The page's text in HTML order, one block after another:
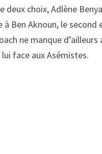
deux choix, Adlène
Ben Aknoun, le second
ne manque d’ailleurs
face aux Asémistes.